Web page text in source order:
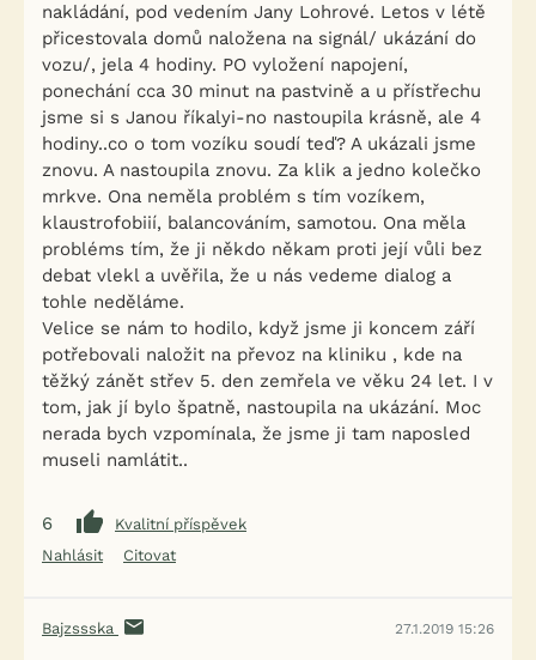
nakládání, pod vedením Jany Lohrové. Letos v létě
přicestovala domů naložena na signál/ ukázání do
vozu/, jela 4 hodiny. PO vyložení napojení,
ponechání cca 30 minut na pastvině a u přístřechu
jsme si s Janou říkalyi-no nastoupila krásně, ale 4
hodiny..co o tom vozíku soudí teď? A ukázali jsme
znovu. A nastoupila znovu. Za klik a jedno kolečko
mrkve. Ona neměla problém s tím vozíkem,
klaustrofobiií, balancováním, samotou. Ona měla
probléms tím, že ji někdo někam proti její vůli bez
debat vlekl a uvěřila, že u nás vedeme dialog a
tohle neděláme.
Velice se nám to hodilo, když jsme ji koncem září
potřebovali naložit na převoz na kliniku , kde na
těžký zánět střev 5. den zemřela ve věku 24 let. I v
tom, jak jí bylo špatně, nastoupila na ukázání. Moc
nerada bych vzpomínala, že jsme ji tam naposled
museli namlátit..
6
Kvalitní příspěvek
Nahlásit
Citovat
Bajzssska 27.1.2019 15:26